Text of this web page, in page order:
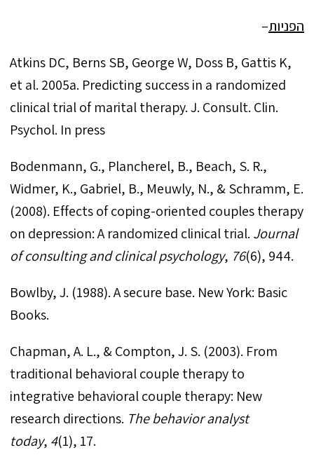
הפניות–
Atkins DC, Berns SB, George W, Doss B, Gattis K,
et al. 2005a. Predicting success in a randomized
clinical trial of marital therapy. J. Consult. Clin.
Psychol. In press
Bodenmann, G., Plancherel, B., Beach, S. R.,
Widmer, K., Gabriel, B., Meuwly, N., & Schramm, E.
(2008). Effects of coping-oriented couples therapy
on depression: A randomized clinical trial. Journal
of consulting and clinical psychology, 76
Bowlby, J. (1988). A secure base. New York: Basic
Books.
Chapman, A. L., & Compton, J. S. (2003). From
traditional behavioral couple therapy to
integrative behavioral couple therapy: New
research directions. The behavior analyst
today, 4